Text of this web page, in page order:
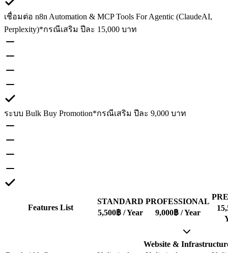
เชื่อมต่อ n8n Automation & MCP Tools For Agentic (ClaudeAI,
Perplexity)*กรณีเสริม ปีละ 15,000 บาท
ระบบ Bulk Buy Promotion*กรณีเสริม ปีละ 9,000 บาท
Features List
STANDARD
5,500฿ / Year
PROFESSIONAL
9,000฿ / Year
Website &